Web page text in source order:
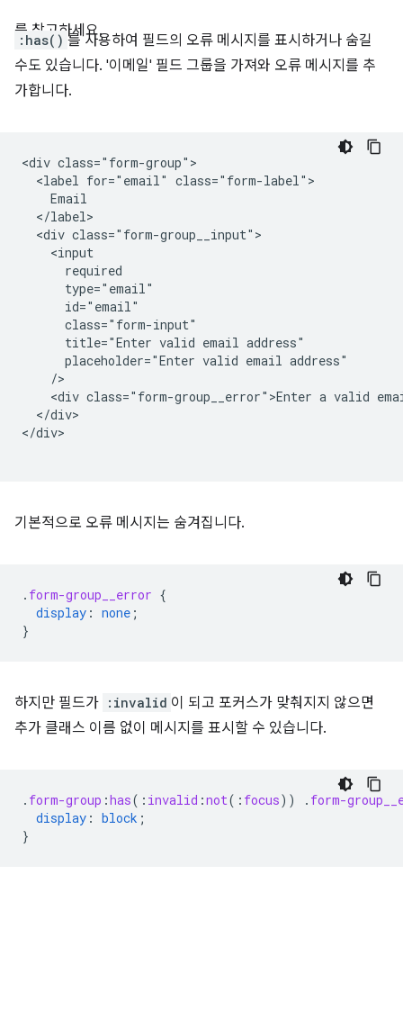
를 참고하세요.
:has() 를 사용하여 필드의 오류 메시지를 표시하거나 숨길
수도 있습니다. '이메일' 필드 그룹을 가져와 오류 메시지를 추
가합니다.
<div class="form-group">
  <label for="email" class="form-label">
    Email
  </label>
  <div class="form-group__input">
    <input
      required
      type="email"
      id="email"
      class="form-input"
      title="Enter valid email address"
      placeholder="Enter valid email address"
    />
<div class="form-group__error">Enter a valid
  </div>
</div>
기본적으로 오류 메시지는 숨겨집니다.
. form-group__error {
display : none ;
}
하지만 필드가 :invalid 이 되고 포커스가 맞춰지지 않으면
추가 클래스 이름 없이 메시지를 표시할 수 있습니다.
. form-group :has( : invalid :not( : focus)) . form-
display : block ;
}